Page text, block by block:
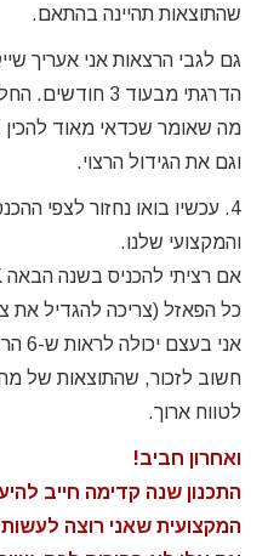
שהתוצאות תהיינה בהתאם.
גם לגבי הרצאות אני אעריך
הדרגתי מבעוד 3 חודשים. החל מאפריל אצפה שכל חודש יהיה גידול שנראה לי סביר.
מה שאומר שכדאי מאוד
וגם את הגידול הרצוי.
4. עכשיו בואו נחזור לצפי
והמקצועי שלנו.
כל הפאזל (צריכה להגדיל את
אני בעצם יכולה לראות ש-6 הרצאות נוספות מחזירות לי את כל ההשקעה בפיתוח עסקי השנה.
חשוב לזכור, שהתוצאות של
לטווח ארוך.
ואחרון חביב!
התכנון שנה קדימה חייב
המקצועית שאני רוצה